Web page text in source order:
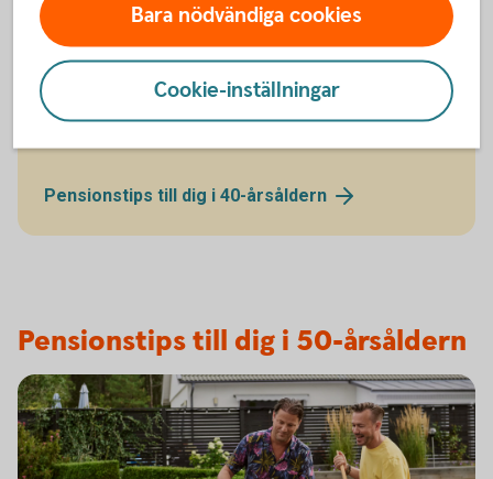
40-åring
fler tips!
Pensionstips till dig i 40-årsåldern
Pensionstips till dig i 50-årsåldern
Bara nödvändiga cookies
Cookie-inställningar